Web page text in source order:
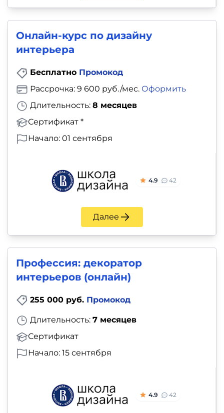
Онлайн-курс по дизайну
интерьера
Бесплатно Промокод
Длительность: 8 месяцев
Сертификат *
Рассрочка: 9 600 руб./мес. Оформить
Начало: 01 сентября
4.9 42
Далее
Профессия: декоратор
интерьеров (онлайн)
255 000 руб. Промокод
Длительность: 7 месяцев
Сертификат
Начало: 15 сентября
4.9 42